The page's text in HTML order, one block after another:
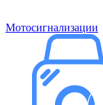
Мотосигнализации